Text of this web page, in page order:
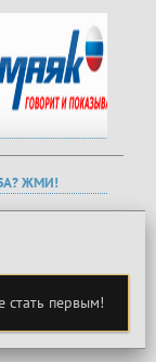
ЖМИ!
стать первым!